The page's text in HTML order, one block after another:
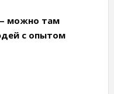
можно там
с опытом